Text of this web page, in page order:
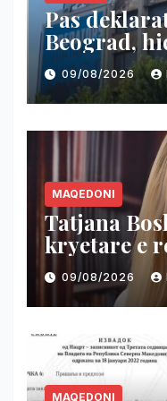
Pas
Beograd,
Ukraine”
09/08/2026
MAQEDONI
Tatjana
kryetare e
09/08/2026
MAQEDONI